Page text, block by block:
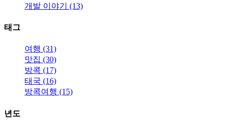
개발 이야기 (13)
태그
여행 (31)
맛집 (30)
방콕 (17)
태국 (16)
방콕여행 (15)
년도